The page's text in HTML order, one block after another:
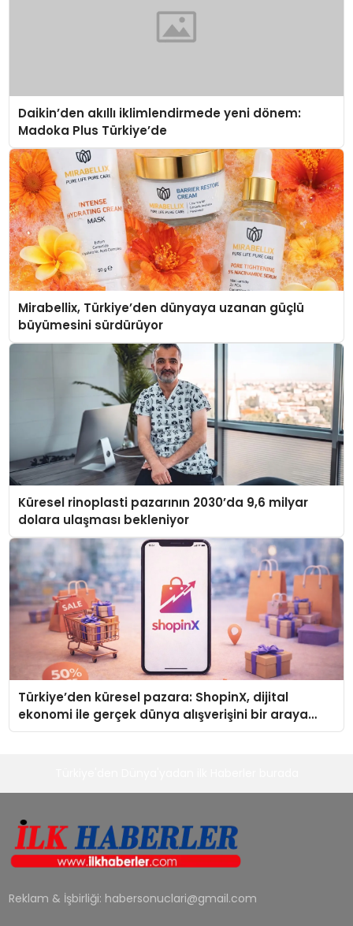
Daikin’den akıllı iklimlendirmede yeni dönem:
Madoka Plus Türkiye’de
Mirabellix, Türkiye’den dünyaya uzanan güçlü
büyümesini sürdürüyor
Küresel rinoplasti pazarının 2030’da 9,6 milyar
dolara ulaşması bekleniyor
Türkiye’den küresel pazara: ShopinX, dijital
ekonomi ile gerçek dünya alışverişini bir araya
getirmeyi hedefliyor
Reklam & İşbirliği: habersonuclari@gmail.com